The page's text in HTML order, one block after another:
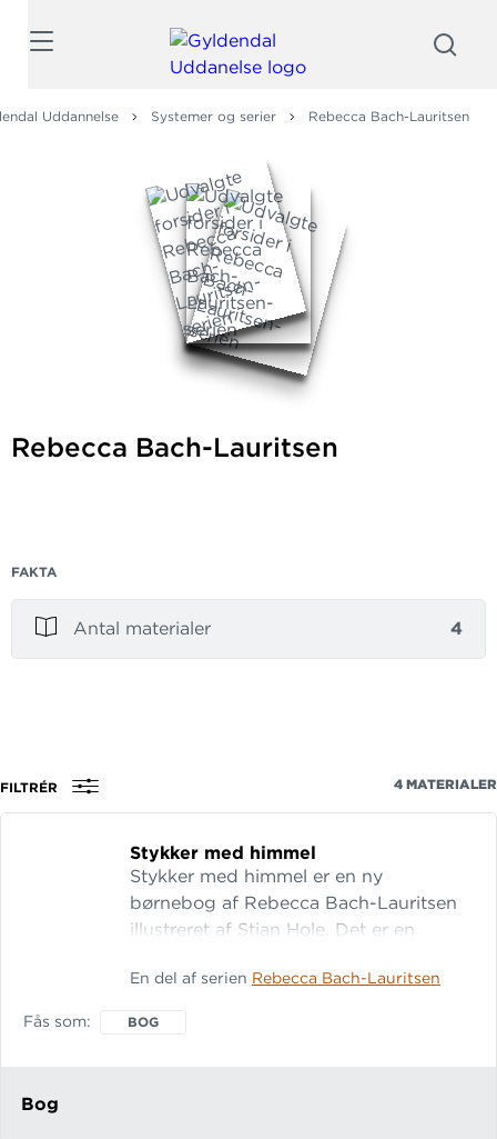
Uddannelse Systemer og serier Rebecca Bach-Lauritsen
Rebecca Bach-Lauritsen
FAKTA
Antal materialer 4
FILTRÉR 4 MATERIALER
Stykker med himmel
Stykker med himmel er en ny
børnebog af Rebecca Bach-Lauritsen
illustreret af Stian Hole. Det er en
miste sit faste holdepunkt og samtidig
En del af serien Rebecca Bach-Lauritsen
Fås som BOG
Bog